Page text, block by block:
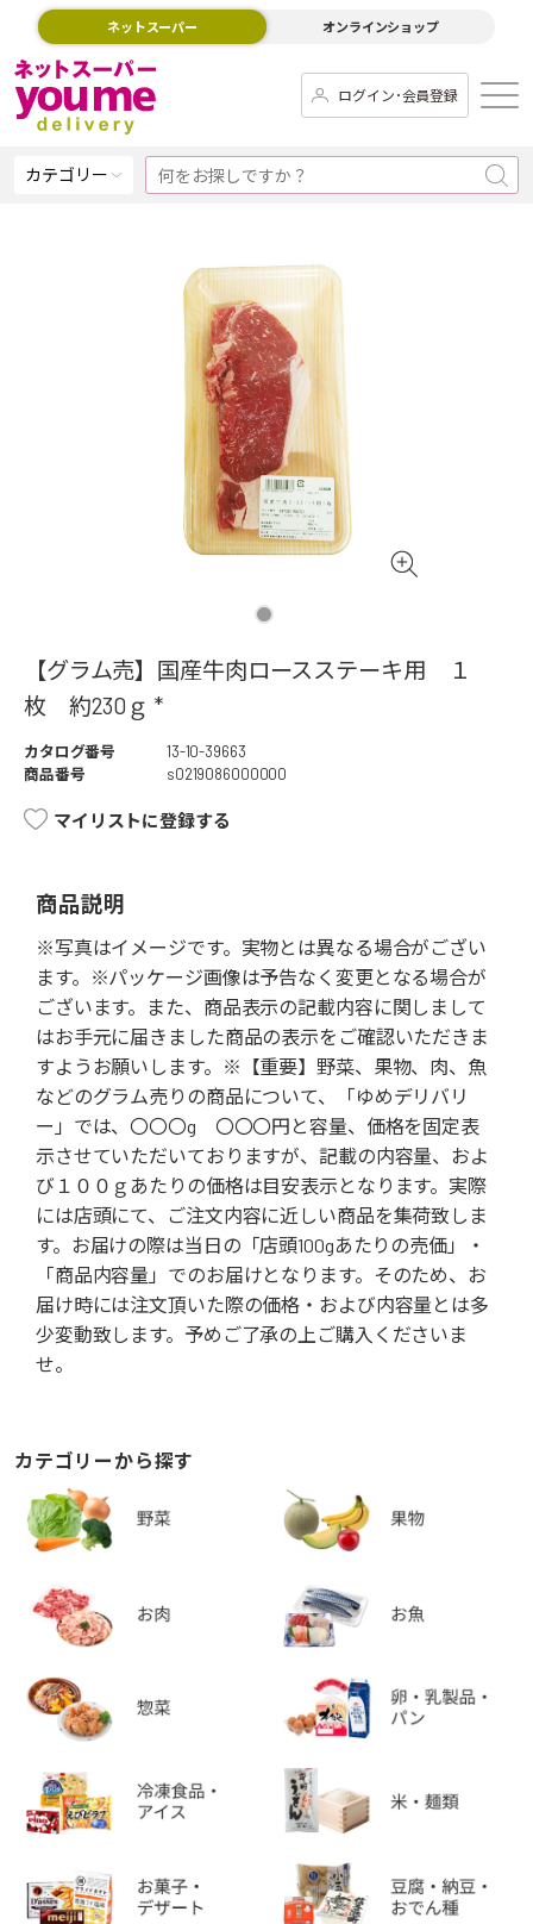
ネットスーパー オンラインショップ
ログイン･会員登録
カテゴリー
【グラム売】国産牛肉ロースステーキ用 １
枚 約230ｇ *
カタログ番号
13-10-39663
商品番号
s0219086000000
マイリストに登録する
商品説明
※写真はイメージです。実物とは異なる場合がござい
ます。※パッケージ画像は予告なく変更となる場合が
ございます。また、商品表示の記載内容に関しまして
はお手元に届きました商品の表示をご確認いただきま
すようお願いします。※【重要】野菜、果物、肉、魚
などのグラム売りの商品について、「ゆめデリバリ
ー」では、〇〇〇g 〇〇〇円と容量、価格を固定表
示させていただいておりますが、記載の内容量、およ
び１００ｇあたりの価格は目安表示となります。実際
には店頭にて、ご注文内容に近しい商品を集荷致しま
す。お届けの際は当日の「店頭100gあたりの売価」・
「商品内容量」でのお届けとなります。そのため、お
届け時には注文頂いた際の価格・および内容量とは多
少変動致します。予めご了承の上ご購入くださいま
せ。
カテゴリーから探す